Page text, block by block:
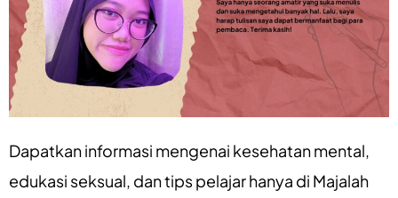
Dapatkan informasi mengenai kesehatan mental,
edukasi seksual, dantips pelajarhanya di Majalah